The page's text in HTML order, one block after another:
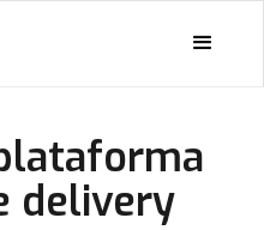
delivery